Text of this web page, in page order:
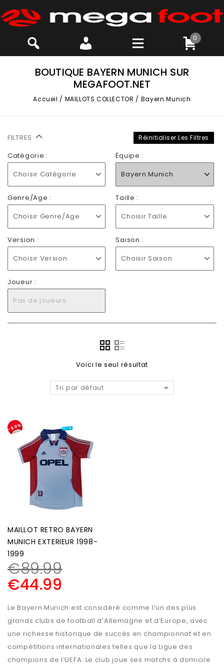
0
BOUTIQUE BAYERN MUNICH SUR
MEGAFOOT.NET
Accueil / MAILLOTS COLLECTOR / Bayern Munich
FILTRES Réinitialiser Les Filtres
Catégorie :
Choisir Catégorie
Équipe :
Bayern Munich
Genre/Age :
Choisir Genre/Age
Taille :
Choisir Taille
Version :
Choisir Version
Saison :
Choisir Saison
Joueur :
Pas de joueurs
Voici le seul résultat
Tri par défaut
-50%
MAILLOT RETRO BAYERN
MUNICH EXTERIEUR 1998-
1999
€89.99
€44.99
Le Bayern Munich est considéré comme l’un des plus
grands clubs de football d’Allemagne et d’Europe, avec
une richesse historique de succès en championnat et en
compétitions internationales telles que la Ligue des
champions de l’UEFA. Le club joue ses matchs à domicile